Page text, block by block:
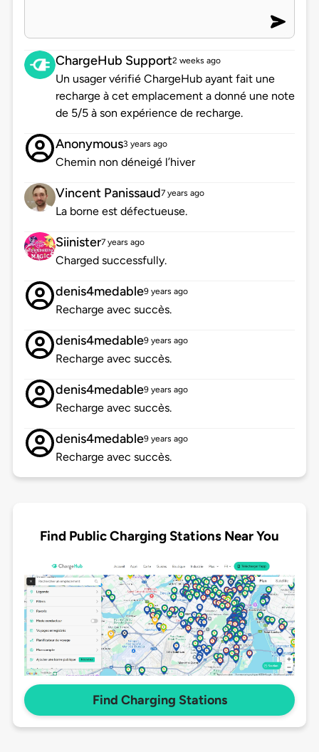
ChargeHub Support2 weeks ago
Un usager vérifié ChargeHub ayant fait une
recharge à cet emplacement a donné une note
de 5/5 à son expérience de recharge.
Anonymous3 years ago
Chemin non déneigé l’hiver
Vincent Panissaud7 years ago
La borne est défectueuse.
Siinister7 years ago
Charged successfully.
denis4medable9 years ago
Recharge avec succès.
denis4medable9 years ago
Recharge avec succès.
denis4medable9 years ago
Recharge avec succès.
denis4medable9 years ago
Recharge avec succès.
Find Public Charging Stations Near You
Find Charging Stations